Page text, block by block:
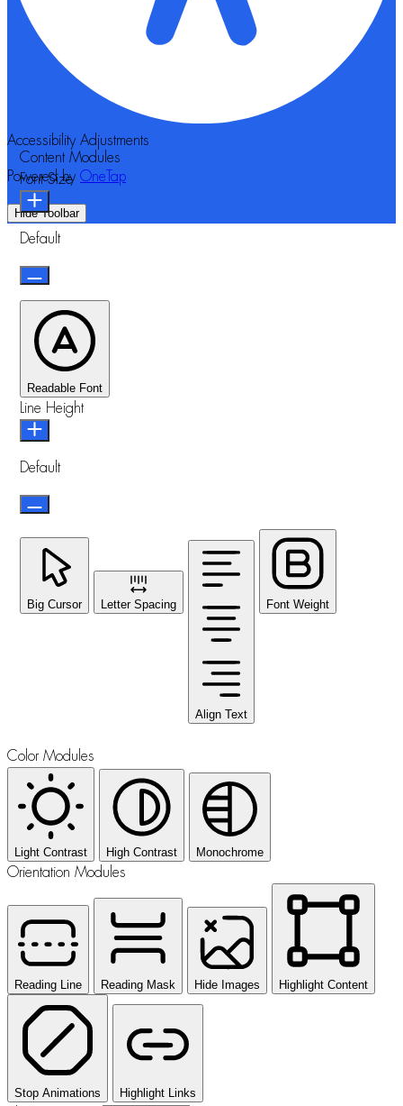
Accessibility Adjustments
Powered by OneTap
Hide Toolbar
Content Modules
Font Size
Default
Readable Font
Line Height
Default
Big Cursor Letter Spacing
Align Text
Font Weight
Color Modules
Light Contrast High Contrast Monochrome
Orientation Modules
Reading Line Reading Mask Hide Images Highlight Content
Stop Animations Highlight Links